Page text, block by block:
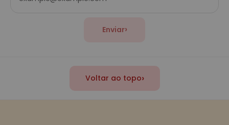
Enviar›
Voltar ao topo›